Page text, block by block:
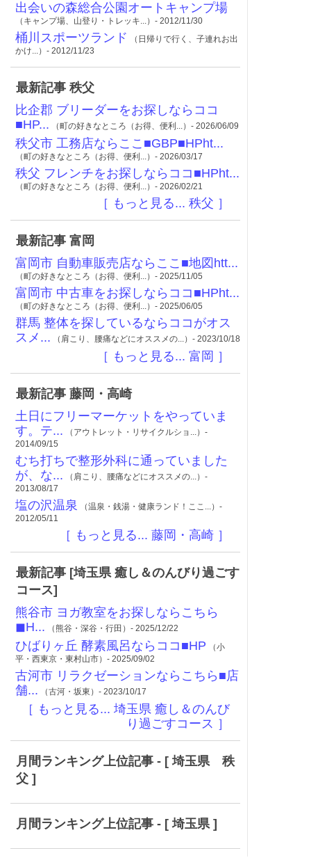
出会いの森総合公園オートキャンプ場
（キャンプ場、山登り・トレッキ...）- 2012/11/30
桶川スポーツランド
（日帰りで行く、子連れお出
かけ...）- 2012/11/23
最新記事 秩父
比企郡 ブリーダーをお探しならココ
■HP... （町の好きなところ（お得、便利...）- 2026/06/09
秩父市 工務店ならここ■GBP■HPht...
（町の好きなところ（お得、便利...）- 2026/03/17
秩父 フレンチをお探しならココ■HPht...
（町の好きなところ（お得、便利...）- 2026/02/21
［ もっと見る... 秩父 ］
最新記事 富岡
富岡市 自動車販売店ならここ■地図htt...
（町の好きなところ（お得、便利...）- 2025/11/05
富岡市 中古車をお探しならココ■HPht...
（町の好きなところ（お得、便利...）- 2025/06/05
群馬 整体を探しているならココがオス
スメ... （肩こり、腰痛などにオススメの...）- 2023/10/18
［ もっと見る... 富岡 ］
最新記事 藤岡・高崎
土日にフリーマーケットをやっていま
す。テ... （アウトレット・リサイクルショ...）-
2014/09/15
むち打ちで整形外科に通っていました
が、な... （肩こり、腰痛などにオススメの...）-
2013/08/17
塩の沢温泉
（温泉・銭湯・健康ランド！ここ...）-
2012/05/11
［ もっと見る... 藤岡・高崎 ］
最新記事 [埼玉県 癒し＆のんびり過ごす
コース]
熊谷市 ヨガ教室をお探しならこちら
◼︎H... （熊谷・深谷・行田）- 2025/12/22
ひばりヶ丘 酵素風呂ならココ■HP （小
平・西東京・東村山市）- 2025/09/02
古河市 リラクゼーションならこちら■店
舗... （古河・坂東）- 2023/10/17
［ もっと見る... 埼玉県 癒し＆のんび
り過ごすコース ］
月間ランキング上位記事 - [ 埼玉県 秩
父 ]
月間ランキング上位記事 - [ 埼玉県 ]